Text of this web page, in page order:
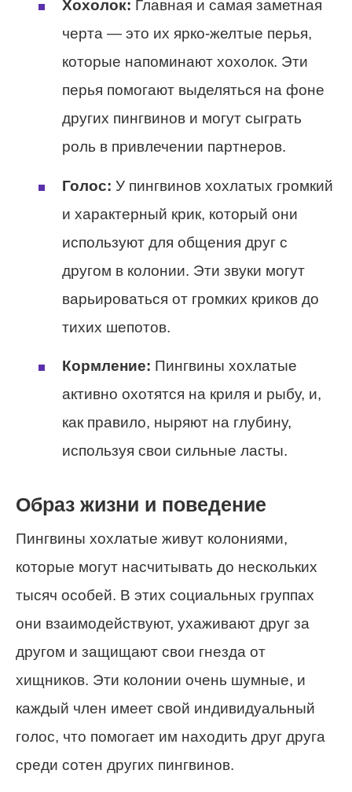
Хохолок: Главная и самая заметная
черта — это их ярко-желтые перья,
которые напоминают хохолок. Эти
перья помогают выделяться на фоне
других пингвинов и могут сыграть
роль в привлечении партнеров.
Голос: У пингвинов хохлатых громкий
и характерный крик, который они
используют для общения друг с
другом в колонии. Эти звуки могут
варьироваться от громких криков до
тихих шепотов.
Кормление: Пингвины хохлатые
активно охотятся на криля и рыбу, и,
как правило, ныряют на глубину,
используя свои сильные ласты.
Образ жизни и поведение
Пингвины хохлатые живут колониями,
которые могут насчитывать до нескольких
тысяч особей. В этих социальных группах
они взаимодействуют, ухаживают друг за
другом и защищают свои гнезда от
хищников. Эти колонии очень шумные, и
каждый член имеет свой индивидуальный
голос, что помогает им находить друг друга
среди сотен других пингвинов.